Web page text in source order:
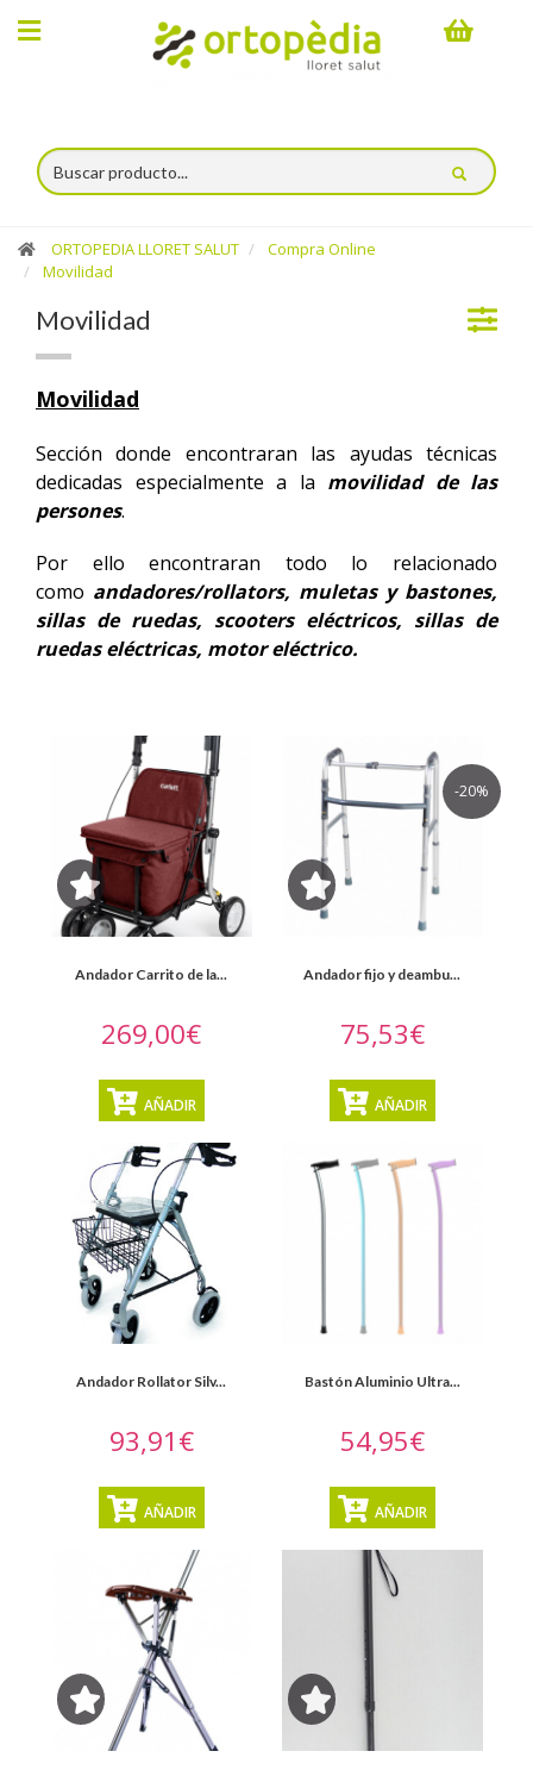
×
online
Categorías
Movilidad
/
Cojines
antiescaras
Conteras
y
accesorios
Muletas
y
bastones
eléctricos
Sillas
de
ruedas
Sillas
eléctricas
Ayudas
Ayudas
para
traslado
transferencia
Catálogo
Servicios
Alquiler
ORTOPEDIA LLORET SALUT
Compra Online
Movilidad
Movilidad
Movilidad
Sección donde encontraran las ayudas técnicas
dedicadas especialmente a la movilidad de las
persones.
Por ello encontraran todo lo relacionado
como andadores/rollators, muletas y bastones,
sillas de ruedas, scooters eléctricos, sillas de
ruedas eléctricas, motor eléctrico.
Andador Carrito de la...
269,00€
AÑADIR
-20%
Andador fijo y deambu...
75,53€
AÑADIR
Andador Rollator Silv...
93,91€
AÑADIR
Bastón Aluminio Ultra...
54,95€
AÑADIR